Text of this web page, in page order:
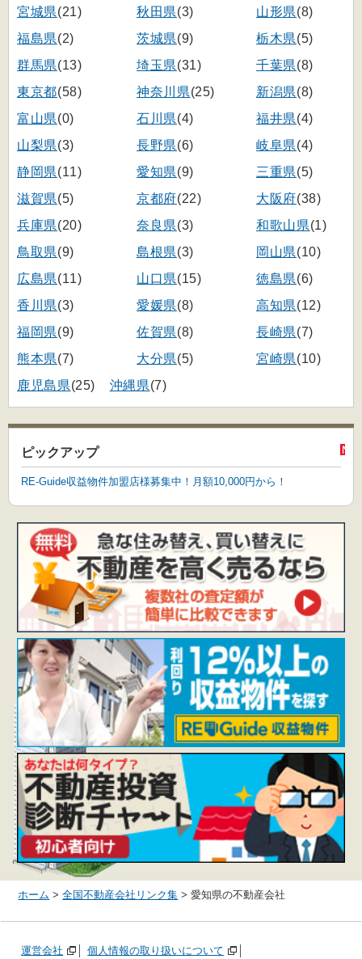
宮城県(21) 秋田県(3) 山形県(8)
福島県(2) 茨城県(9) 栃木県(5)
群馬県(13) 埼玉県(31) 千葉県(8)
東京都(58) 神奈川県(25) 新潟県(8)
富山県(0) 石川県(4) 福井県(4)
山梨県(3) 長野県(6) 岐阜県(4)
静岡県(11) 愛知県(9) 三重県(5)
滋賀県(5) 京都府(22) 大阪府(38)
兵庫県(20) 奈良県(3) 和歌山県(1)
鳥取県(9) 島根県(3) 岡山県(10)
広島県(11) 山口県(15) 徳島県(6)
香川県(3) 愛媛県(8) 高知県(12)
福岡県(9) 佐賀県(8) 長崎県(7)
熊本県(7) 大分県(5) 宮崎県(10)
鹿児島県(25) 沖縄県(7)
ピックアップ
RE-Guide収益物件加盟店様募集中！月額10,000円から！
ホーム >全国不動産会社リンク集 > 愛知県の不動産会社
運営会社 個人情報の取り扱いについて